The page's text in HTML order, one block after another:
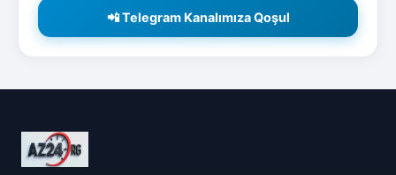
📲 Telegram Kanalımıza Qoşul